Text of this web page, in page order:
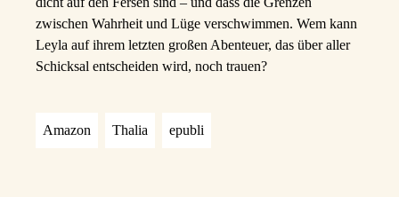
zwischen Wahrheit und Lüge verschwimmen. Wem kann
Leyla auf ihrem letzten großen Abenteuer, das über aller
Schicksal entscheiden wird, noch trauen?
Amazon Thalia epubli